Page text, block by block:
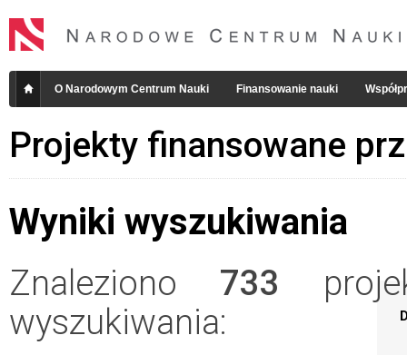
O Narodowym Centrum Nauki Finansowanie nauki
Projekty finansowane
Wyniki wyszukiwania
Znaleziono 733
wyszukiwania: